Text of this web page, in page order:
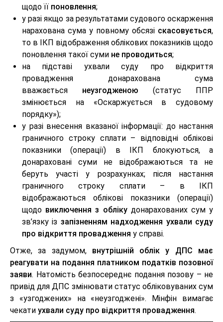
щодо її поновлення;
у разі якщо за результатами судового оскарження
нарахована сума у повному обсязі скасовується,
то в ІКП відображення облікових показників щодо
поновлення такої суми не проводиться;
на підставі ухвали суду про відкриття
провадження донарахована сума
вважається неузгодженою (статус ППР
змінюється на «Оскаржується в судовому
порядку»);
у разі внесення вказаної інформації: до настання
граничного строку сплати – відповідні облікові
показники (операції) в ІКП блокуються, а
донараховані суми не відображаються та не
беруть участі у розрахунках; після настання
граничного строку сплати – в ІКП
відображаються облікові показники (операції)
щодо виключення з облікудонарахованих сум у
зв’язку із запізненням надходження ухвали суду
про відкриття провадження у справі.
Отже, за задумом, внутрішній облік у ДПС має
реагувати на подання платником податків позовної
заяви. Натомість безпосереднє подання позову – не
привід для ДПС змінювати статус обліковуваних сум
з «узгоджених» на «неузгоджені». Мінфін вимагає
чекати ухвали суду про відкриття провадження.